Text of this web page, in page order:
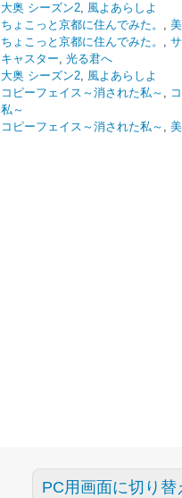
大奥 シーズン2, 風よあらしよ
ちょこっと京都に住んでみた。 ,
ちょこっと京都に住んでみた。 ,
キャスター, 光る君へ
大奥 シーズン2, 風よあらしよ
コピーフェイス～消された私～ ,
私～
コピーフェイス～消された私～ ,
PC用画面に切り替